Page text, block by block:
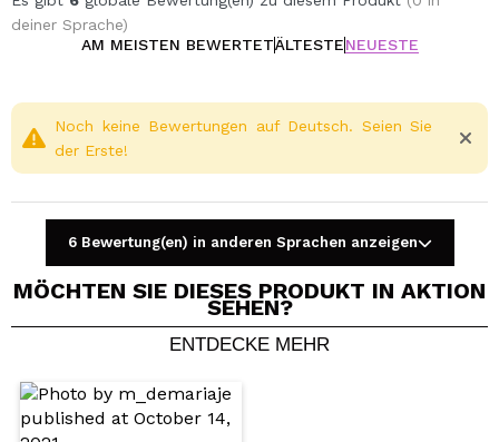
deiner Sprache)
AM MEISTEN BEWERTETÄLTESTENEUESTE
Ein Video oder Foto teilen
Noch keine Bewertungen auf Deutsch. Seien Sie
der Erste!
6 Bewertung(en) in anderen Sprachen anzeigen
MÖCHTEN SIE DIESES PRODUKT IN AKTION
SEHEN?
ENTDECKE MEHR